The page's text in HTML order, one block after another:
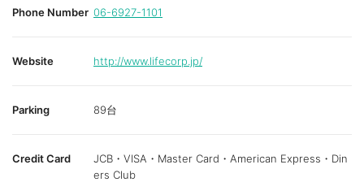
Phone Number 06-6927-1101
Website http://www.lifecorp.jp/
Parking 89台
Credit Card
JCB・VISA・Master Card・American Express・Din
ers Club